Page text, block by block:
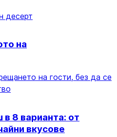
десерт
на
на гости, без да се
8 варианта: от
вкусове